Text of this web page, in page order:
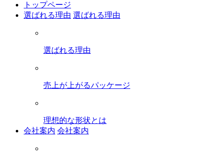
トップページ
選ばれる理由 選ばれる理由
選ばれる理由
売上が上がるパッケージ
理想的な形状とは
会社案内 会社案内